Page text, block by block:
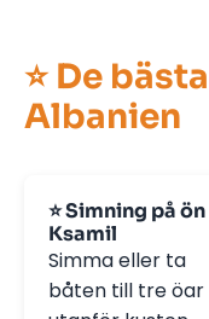
⭐ De
Albanien
⭐ Simning på ön
Ksamil
Simma eller ta
båten till tre öar